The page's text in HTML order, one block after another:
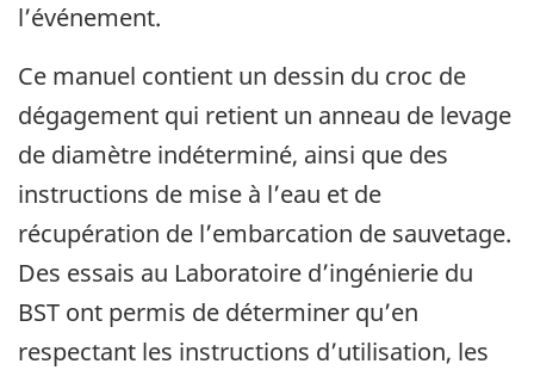
l’événement.
Ce manuel contient un dessin du croc de
dégagement qui retient un anneau de levage
de diamètre indéterminé, ainsi que des
instructions de mise à l’eau et de
récupération de l’embarcation de sauvetage.
Des essais au Laboratoire d’ingénierie du
BST ont permis de déterminer qu’en
respectant les instructions d’utilisation, les